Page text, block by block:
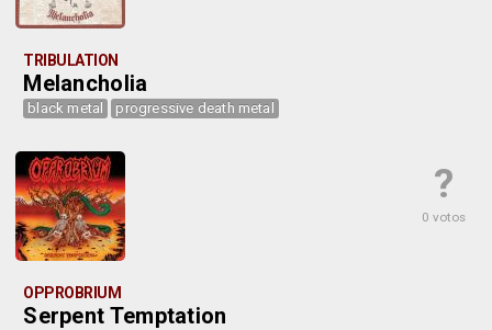
TRIBULATION
Melancholia
black metal progressive death metal
?
0 votos
OPPROBRIUM
Serpent Temptation